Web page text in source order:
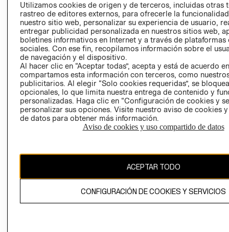
COOKIES
LIBRO DE
Ecuador ($)
CAMBIAR REGIÓN
El contenido de esta página web está protegido por copyright y es
Utilizamos cookies de origen y de terceros, incluidas otras
rastreo de editores externos, para ofrecerle la
nuestro sitio web, personalizar su experiencia de usuario,
entregar publicidad personalizada en nuestros sitios web,
boletines informativos en Internet y a través de plataformas
sociales. Con ese fin, recopilamos información sobre el
de navegación y el dispositivo.
Al hacer clic en “Aceptar todas”, acepta y está de acuerdo
compartamos esta información con terceros, como
publicitarios. Al elegir “Solo cookies requeridas”, se
opcionales, lo que limita nuestra entrega de contenido y
personalizadas. Haga clic en “Configuración de cookies y
personalizar sus opciones. Visite nuestro aviso de cookies
de datos para obtener más información.
Aviso de cookies y uso compartido de datos
ACEPTAR TODO
CONFIGURACIÓN DE COOKIES Y SERVICIOS